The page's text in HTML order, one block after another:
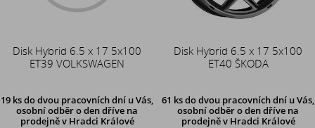
Disk Hybrid 6.5 x 17 5x100
ET39 VOLKSWAGEN
19 ksdo dvou pracovních dní u Vás,
osobní odběr o den dříve na
prodejně v Hradci Králové
Disk Hybrid 6.5 x 17 5x100
ET40 ŠKODA
61 ksdo dvou pracovních dní u Vás,
osobní odběr o den dříve na
prodejně v Hradci Králové